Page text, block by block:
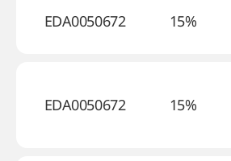
EDA0050672 15%
EDA0050672 15%